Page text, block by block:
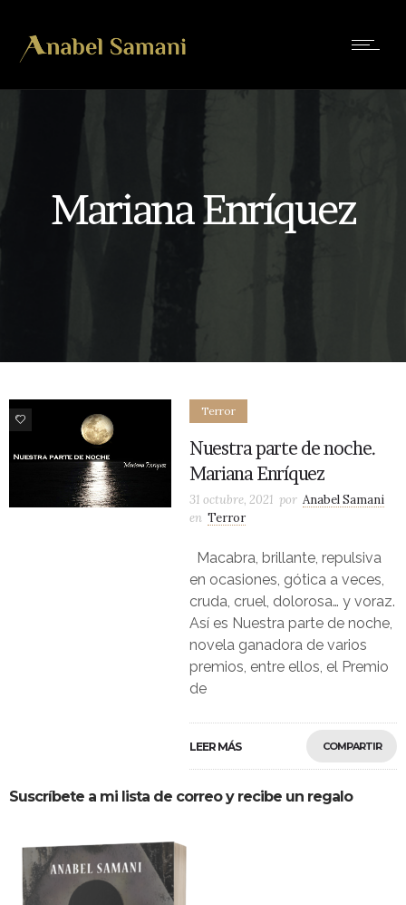
Mariana Enríquez
0
Terror
Nuestra parte de noche.
Mariana Enríquez
31 octubre, 2021 por Anabel Samani
en Terror
Macabra, brillante, repulsiva
en ocasiones, gótica a veces,
cruda, cruel, dolorosa… y voraz.
Así es Nuestra parte de noche,
novela ganadora de varios
premios, entre ellos, el Premio
de
LEER MÁS COMPARTIR
Suscríbete a mi lista de correo y recibe un regalo